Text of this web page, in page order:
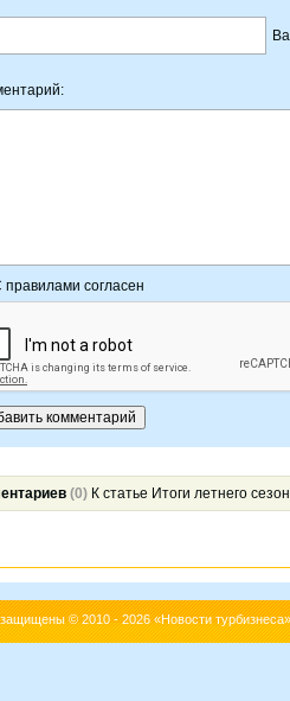
правилами согласен
(0)К статье Итоги летнего
защищены © 2010 - 2026 «Новости